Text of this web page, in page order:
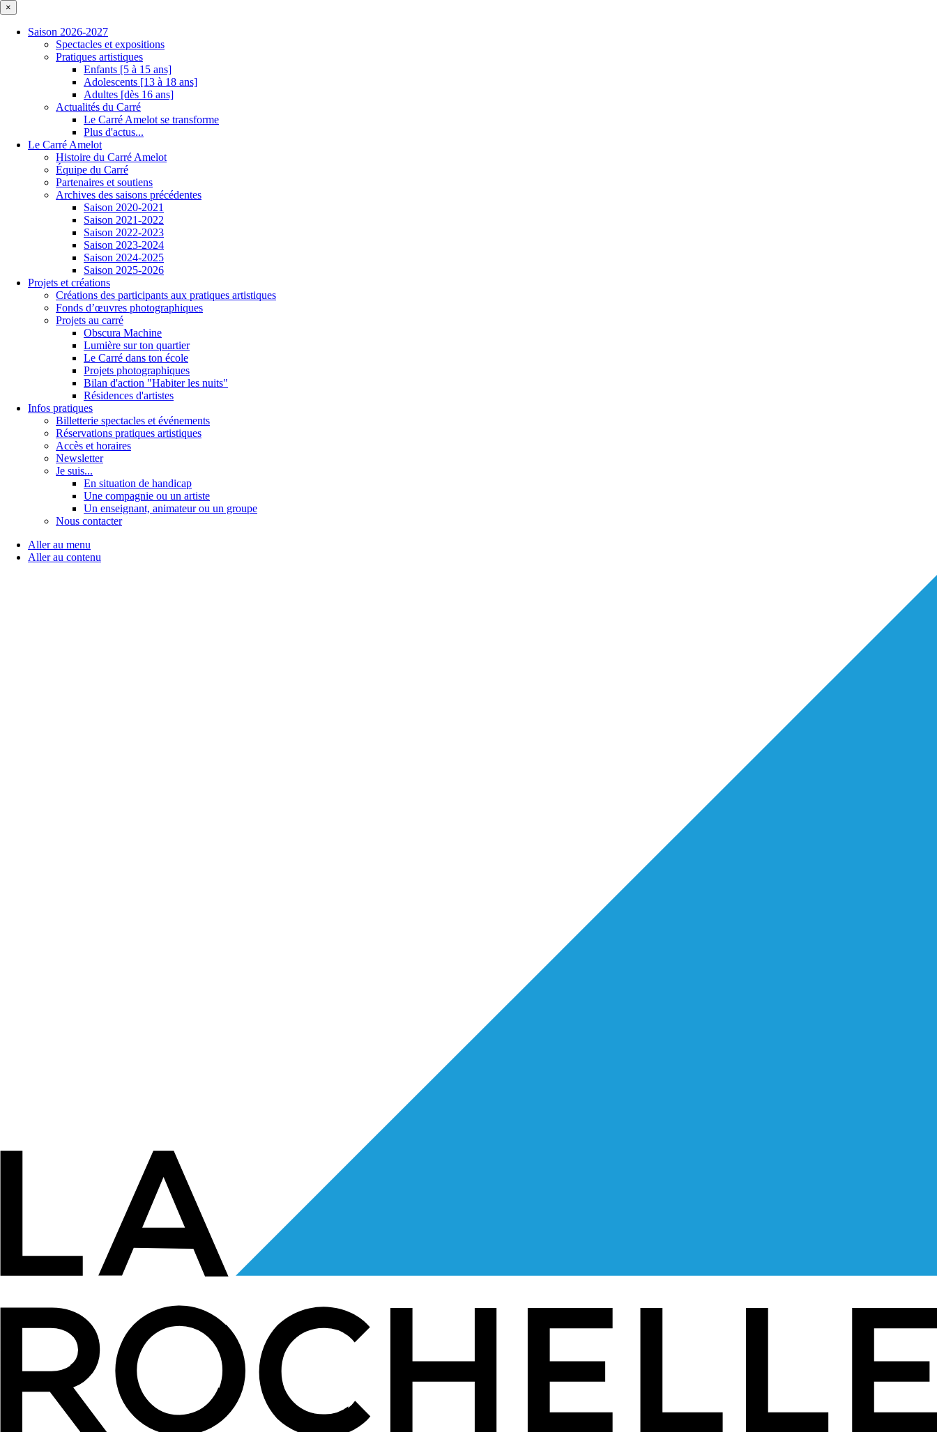
×
Saison 2026-2027
Spectacles et expositions
Pratiques artistiques
Enfants [5 à 15 ans]
Adolescents [13 à 18 ans]
Adultes [dès 16 ans]
Actualités du Carré
Le Carré Amelot se transforme
Plus d'actus...
Le Carré Amelot
Histoire du Carré Amelot
Équipe du Carré
Partenaires et soutiens
Archives des saisons précédentes
Saison 2020-2021
Saison 2021-2022
Saison 2022-2023
Saison 2023-2024
Saison 2024-2025
Saison 2025-2026
Projets et créations
Créations des participants aux pratiques artistiques
Fonds d’œuvres photographiques
Projets au carré
Obscura Machine
Lumière sur ton quartier
Le Carré dans ton école
Projets photographiques
Bilan d'action "Habiter les nuits"
Résidences d'artistes
Infos pratiques
Billetterie spectacles et événements
Réservations pratiques artistiques
Accès et horaires
Newsletter
Je suis...
En situation de handicap
Une compagnie ou un artiste
Un enseignant, animateur ou un groupe
Nous contacter
Aller au menu
Aller au contenu